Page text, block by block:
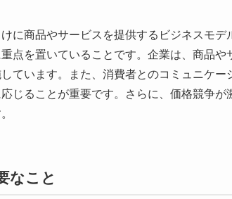
に商品やサービスを提供するビジネスモ
点を置いていることです。企業は、商品や
ています。また、消費者とのコミュニケ
じることが重要です。さらに、価格競争
なこと